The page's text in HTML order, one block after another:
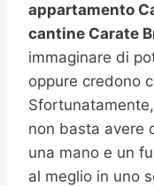
appartamento
cantine Carate
immaginare di
oppure credono
non basta avere
una mano e un
al meglio in uno